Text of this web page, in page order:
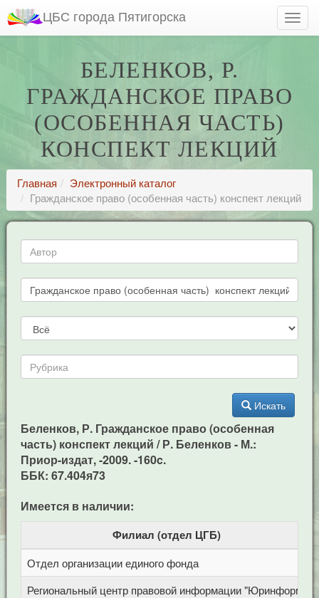
ЦБС города Пятигорска
БЕЛЕНКОВ, Р.
ГРАЖДАНСКОЕ ПРАВО
(ОСОБЕННАЯ ЧАСТЬ)
КОНСПЕКТ ЛЕКЦИЙ
Главная
Электронный каталог
Гражданское право (особенная часть) конспект лекций
Искать
Беленков, Р. Гражданское право (особенная
часть) конспект лекций / Р. Беленков - М.:
Приор-издат, -2009. -160c.
ББК: 67.404я73
Имеется в наличии:
Филиал (отдел ЦГБ)
Отдел организации единого фонда
Региональный центр правовой информации "Юринформ"